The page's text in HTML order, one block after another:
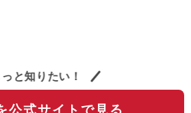
っと知りたい！
公式サイトで見る